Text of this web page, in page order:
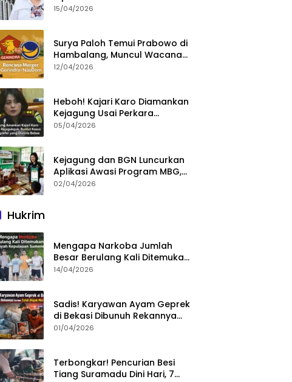
15/04/2026
Surya Paloh Temui Prabowo di
Hambalang, Muncul Wacana
Penggabungan NasDem dan
12/04/2026
Heboh! Kajari Karo Diamankan
Kejagung Usai Perkara
Videografer Divonis Bebas
05/04/2026
Kejagung dan BGN Luncurkan
Aplikasi Awasi Program MBG,
Begini Cara Lapornya
02/04/2026
Hukrim
Mengapa Narkoba Jumlah
Besar Berulang Kali Ditemukan
di Wilayah Kepulauan
14/04/2026
Sadis! Karyawan Ayam Geprek
di Bekasi Dibunuh Rekannya
karena Tolak Diajak Merampok
01/04/2026
Terbongkar! Pencurian Besi
Tiang Suramadu Dini Hari, 7